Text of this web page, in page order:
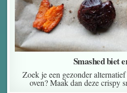
Smashed biet
Zoek je een gezonder
oven? Maak dan deze crispy